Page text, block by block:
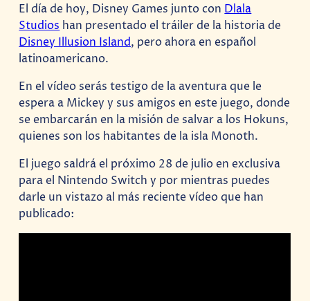
El día de hoy, Disney Games junto con Dlala
Studios han presentado el tráiler de la historia de
Disney Illusion Island, pero ahora en español
latinoamericano.
En el vídeo serás testigo de la aventura que le
espera a Mickey y sus amigos en este juego, donde
se embarcarán en la misión de salvar a los Hokuns,
quienes son los habitantes de la isla Monoth.
El juego saldrá el próximo 28 de julio en exclusiva
para el Nintendo Switch y por mientras puedes
darle un vistazo al más reciente vídeo que han
publicado: